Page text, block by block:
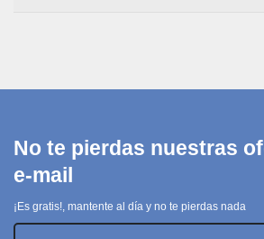
No te pierdas nuestras
e-mail
¡Es gratis!, mantente al día y no te pierdas nada